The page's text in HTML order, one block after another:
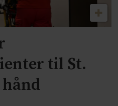
til St.
hånd